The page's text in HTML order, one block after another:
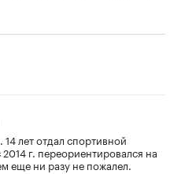
лет отдал спортивной
г. переориентировался на
еще ни разу не пожалел.